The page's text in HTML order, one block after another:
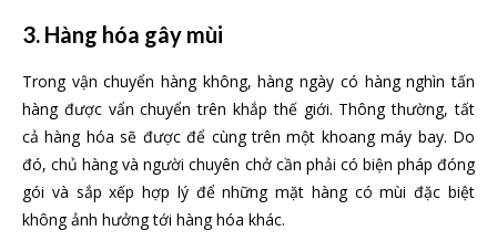
3. Hàng hóa gây mùi
Trong vận chuyển hàng không, hàng ngày có hàng nghìn tấn
hàng được vẩn chuyển trên khắp thế giới. Thông thường, tất
cả hàng hóa sẽ được để cùng trên một khoang máy bay. Do
đó, chủ hàng và người chuyên chở cần phải có biện pháp đóng
gói và sắp xếp hợp lý để những mặt hàng có mùi đặc biệt
không ảnh hưởng tới hàng hóa khác.